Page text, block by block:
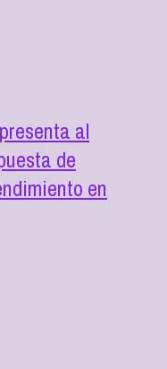
al
de
en